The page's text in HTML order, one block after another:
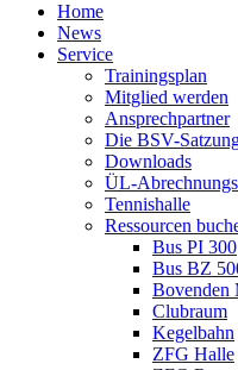
Home
News
Service
Trainingsplan
Mitglied werden
Ansprechpartner
Die BSV-
Downloads
ÜL-
Tennishalle
Ressourcen
Bus PI 300
Bus BZ
Bovenden
Clubraum
Kegelbahn
ZFG Halle